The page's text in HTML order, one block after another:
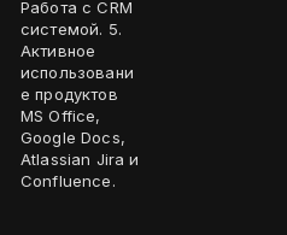
Работа с CRM
системой. 5.
Активное
использовани
е продуктов
MS Office,
Google Docs,
Atlassian Jira и
Confluence.